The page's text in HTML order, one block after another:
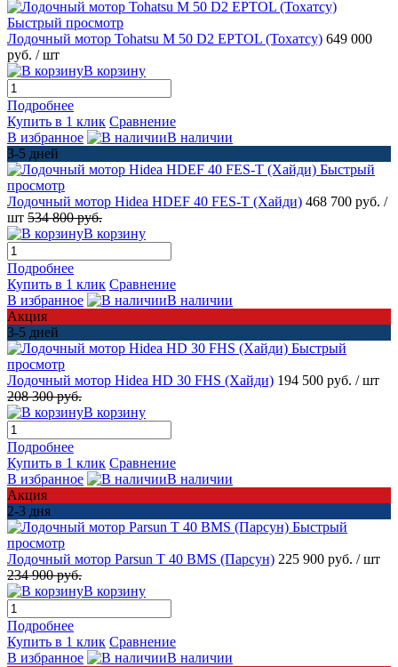
Быстрый просмотр
Лодочный мотор Tohatsu M 50 D2 EPTOL (Тохатсу) 649 000
руб. / шт
В корзину
Подробнее
Купить в 1 клик Сравнение
В избранное
В наличии
3-5 дней
Быстрый
просмотр
Лодочный мотор Hidea HDEF 40 FES-T (Хайди) 468 700 руб. /
шт 534 800 руб.
В корзину
Подробнее
Купить в 1 клик Сравнение
В избранное
В наличии
Акция
3-5 дней
Быстрый
просмотр
Лодочный мотор Hidea HD 30 FHS (Хайди) 194 500 руб. / шт
208 300 руб.
В корзину
Подробнее
Купить в 1 клик Сравнение
В избранное
В наличии
Акция
2-3 дня
Быстрый
просмотр
Лодочный мотор Parsun T 40 BMS (Парсун) 225 900 руб. / шт
234 900 руб.
В корзину
Подробнее
Купить в 1 клик Сравнение
В избранное
В наличии